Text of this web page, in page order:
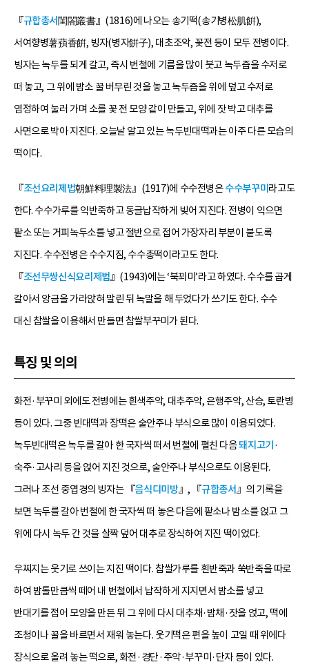
『규합총서閨閤叢書』(1816)에 나오는 송기떡(송기병松肌餠),
서여향병薯蕷香餠, 빙자(병자餠子), 대초조악, 꽃전 등이 모두 전병이다.
빙자는 녹두를 되게 갈고, 즉시 번철에 기름을 많이 붓고 녹두즙을 수저로
떠 놓고, 그 위에 밤소 꿀 버무린 것을 놓고 녹두즙을 위에 덮고 수저로
염정하여 눌러 가며 소를 꽃 전 모양 같이 만들고, 위에 잣 박고 대추를
사면으로 박아 지진다. 오늘날 알고 있는 녹두빈대떡과는 아주 다른 모습의
떡이다.
『조선요리제법朝鮮料理製法』(1917)에 수수전병은수수부꾸미 라고도
한다. 수수가루를 익반죽하고 동글납작하게 빚어 지진다. 전병이 익으면
팥소 또는 거피녹두소를 넣고 절반으로 접어 가장자리 부분이 붙도록
지진다. 수수전병은 수수지짐, 수수총떡이라고도 한다.
『조선무쌍신식요리제법』(1943)에는 ‘북꾀미’라고 하였다. 수수를 곱게
갈아서 앙금을 가라앉혀 말린 뒤 녹말을 해 두었다가 쓰기도 한다. 수수
대신 찹쌀을 이용해서 만들면 찹쌀부꾸미가 된다.
특징 및 의의
화전·부꾸미 외에도 전병에는 흰색주악, 대추주악, 은행주악, 산승, 토란병
등이 있다. 그중 빈대떡과 장떡은 술안주나 부식으로 많이 이용되었다.
녹두빈대떡은 녹두를 갈아 한 국자씩 떠서 번철에 펼친 다음돼지고기 ·
숙주·고사리 등을 얹어 지진 것으로, 술안주나 부식으로도 이용된다.
그러나 조선 중엽경의 빙자는 『음식디미방』, 『규합총서』의 기록을
보면 녹두를 갈아 번철에 한 국자씩 떠 놓은 다음에 팥소나 밤소를 얹고 그
위에 다시 녹두 간 것을 살짝 덮어 대추로 장식하여 지진 떡이었다.
우찌지는 웃기로 쓰이는 지진 떡이다. 찹쌀가루를 흰반죽과 쑥반죽을 따로
하여 밤톨만큼씩 떼어 내 번철에서 납작하게 지지면서 밤소를 넣고
반대기를 접어 모양을 만든 뒤 그 위에 다시 대추채·밤채·잣을 얹고, 떡에
조청이나 꿀을 바르면서 재워 놓는다. 웃기떡은 편을 높이 고일 때 위에다
장식으로 올려 놓는 떡으로, 화전·경단·주악·부꾸미·단자 등이 있다.